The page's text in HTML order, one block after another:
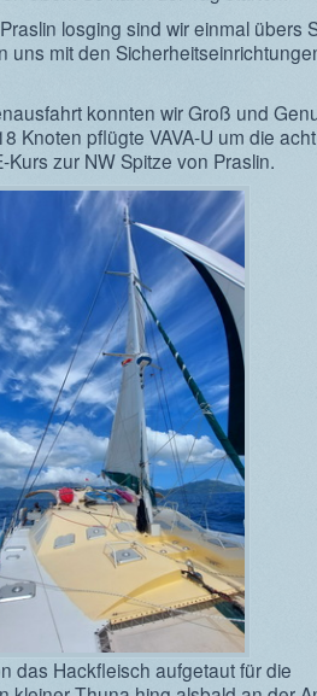
losging sind wir einmal übers
uns mit den
konnten wir Groß und
Knoten pflügte VAVA-U um die
zur NW Spitze von Praslin.
das Hackfleisch aufgetaut für die